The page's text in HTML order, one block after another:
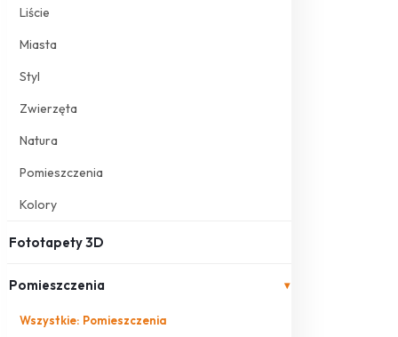
Liście
Miasta
Styl
Zwierzęta
Natura
Pomieszczenia
Kolory
Fototapety 3D
Pomieszczenia ▾
Wszystkie: Pomieszczenia